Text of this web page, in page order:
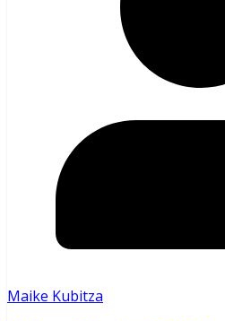
Maike Kubitza